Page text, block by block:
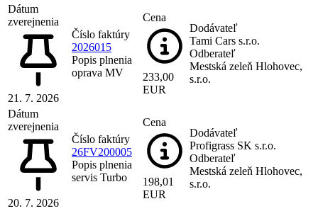
Dátum
zverejnenia
21. 7. 2026
Číslo faktúry
2026015
Popis plnenia
oprava MV
Cena
233,00
EUR
Dodávateľ
Tami Cars s.r.o.
Odberateľ
Mestská zeleň Hlohovec,
s.r.o.
Dátum
zverejnenia
20. 7. 2026
Číslo faktúry
26FV200005
Popis plnenia
servis Turbo
Cena
198,01
EUR
Dodávateľ
Profigrass SK s.r.o.
Odberateľ
Mestská zeleň Hlohovec,
s.r.o.